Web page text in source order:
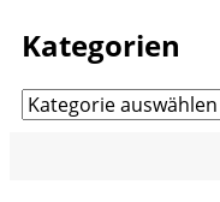
Kategorien
Kategorien